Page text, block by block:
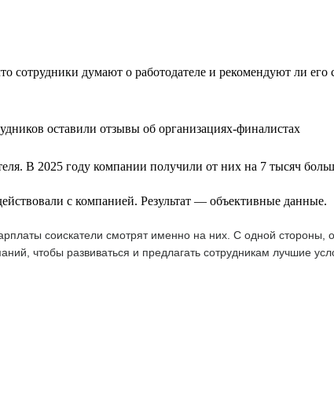
сотрудники думают о работодателе и рекомендуют ли
оставили отзывы об организациях-финалистах
В 2025 году компании получили от них на 7 тысяч
с компанией. Результат — объективные данные.
соискатели смотрят именно на них. С одной стороны,
чтобы развиваться и предлагать сотрудникам лучшие